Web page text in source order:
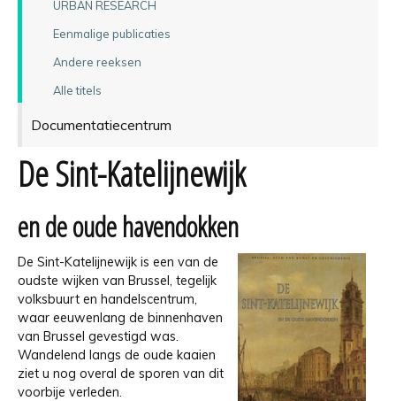
URBAN RESEARCH
Eenmalige publicaties
Andere reeksen
Alle titels
Documentatiecentrum
De Sint-Katelijnewijk
en de oude havendokken
De Sint-Katelijnewijk is een van de
oudste wijken van Brussel, tegelijk
volksbuurt en handelscentrum,
waar eeuwenlang de binnenhaven
van Brussel gevestigd was.
Wandelend langs de oude kaaien
ziet u nog overal de sporen van dit
voorbije verleden.